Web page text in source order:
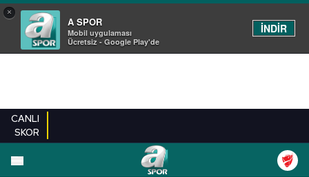
×
A SPOR
Mobil uygulaması
Ücretsiz - Google Play'de
İNDİR
CANLI
SKOR